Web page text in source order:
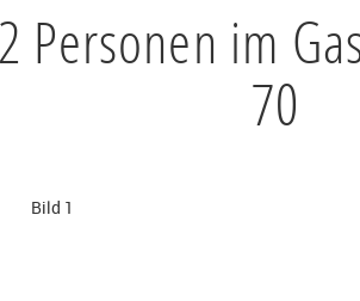
Personen im
70